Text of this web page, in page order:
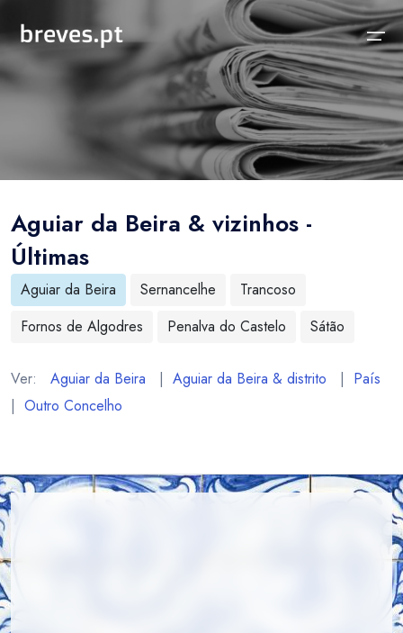
Notícias
Concelhos Vizinhos
Distrito
País
Sobre
Funcionalidades
As nossas Fontes
Perguntas Frequentes
Contactos
Aguiar da Beira & vizinhos -
Últimas
Aguiar da Beira Sernancelhe
Trancoso
Fornos de Algodres
Penalva do Castelo Sátão
Ver: Aguiar da Beira | Aguiar da Beira & distrito | País
| Outro Concelho